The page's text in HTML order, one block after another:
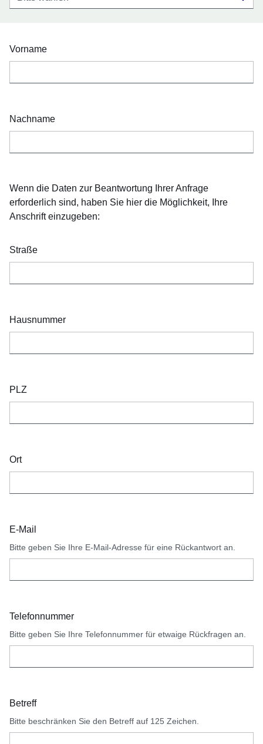
Vorname
Nachname
Wenn die Daten zur Beantwortung Ihrer Anfrage
erforderlich sind, haben Sie hier die Möglichkeit, Ihre
Anschrift einzugeben:
Straße
Hausnummer
PLZ
Ort
E-Mail
Bitte geben Sie Ihre E-Mail-Adresse für eine Rückantwort an.
Telefonnummer
Bitte geben Sie Ihre Telefonnummer für etwaige Rückfragen an.
Betreff
Bitte beschränken Sie den Betreff auf 125 Zeichen.